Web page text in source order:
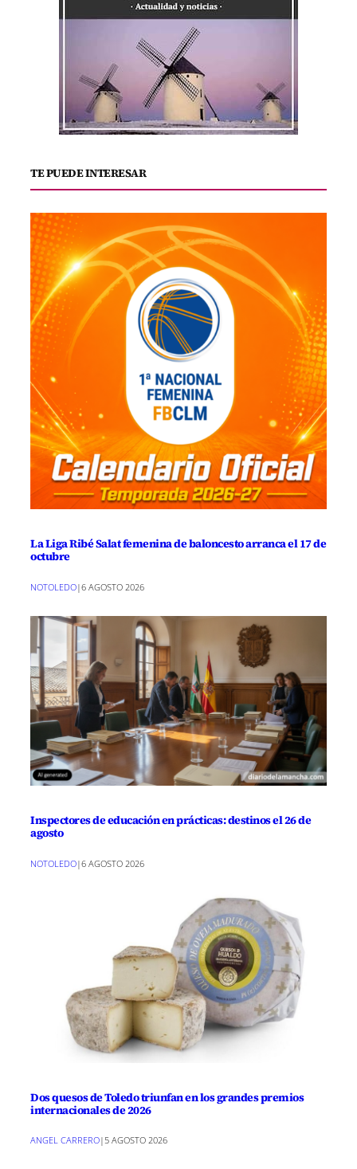
TE PUEDE INTERESAR
La Liga Ribé Salat femenina de baloncesto arranca el 17 de
octubre
NOTOLEDO|6 AGOSTO 2026
Inspectores de educación en prácticas: destinos el 26 de
agosto
NOTOLEDO|6 AGOSTO 2026
Dos quesos de Toledo triunfan en los grandes premios
internacionales de 2026
ANGEL CARRERO|5 AGOSTO 2026